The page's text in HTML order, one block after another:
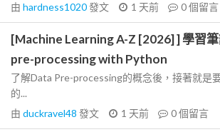
由 hardness1020發文 1 天前 0個留言
[Machine Learning A-Z [2026] ] 學習
pre-processing with Python
了解Data Pre-processing的概念後，接著就是
的...
由 duckravel48 發文 1 天前 0個留言